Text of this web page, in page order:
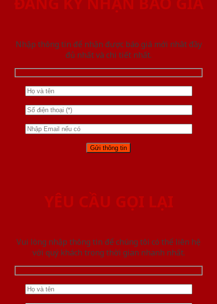
Nhập thông tin để nhận được báo giá mới nhât đầy
đủ nhất và chi tiết nhất.
YÊU CẦU GỌI LẠI
Vui lòng nhập thông tin để chúng tôi có thể liên hệ
với quý khách trong thời gian nhanh nhất.